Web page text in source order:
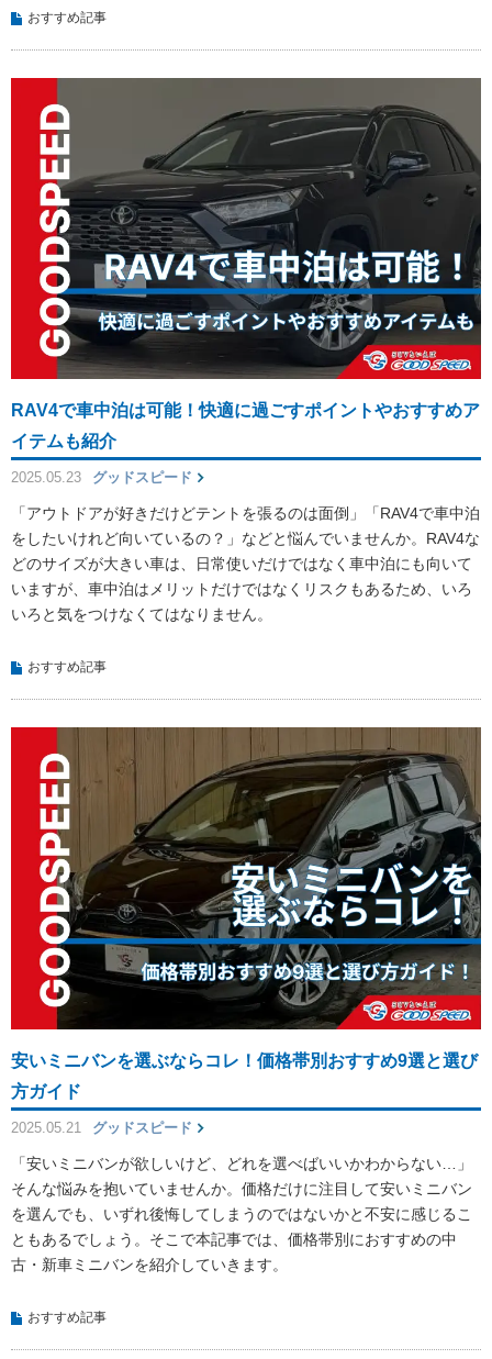
おすすめ記事
RAV4で車中泊は可能！快適に過ごすポイントやおすすめア
イテムも紹介
2025.05.23 グッドスピード
「アウトドアが好きだけどテントを張るのは面倒」「RAV4で車中泊
をしたいけれど向いているの？」などと悩んでいませんか。RAV4な
どのサイズが大きい車は、日常使いだけではなく車中泊にも向いて
いますが、車中泊はメリットだけではなくリスクもあるため、いろ
いろと気をつけなくてはなりません。
おすすめ記事
安いミニバンを選ぶならコレ！価格帯別おすすめ9選と選び
方ガイド
2025.05.21 グッドスピード
「安いミニバンが欲しいけど、どれを選べばいいかわからない…」
そんな悩みを抱いていませんか。価格だけに注目して安いミニバン
を選んでも、いずれ後悔してしまうのではないかと不安に感じるこ
ともあるでしょう。そこで本記事では、価格帯別におすすめの中
古・新車ミニバンを紹介していきます。
おすすめ記事